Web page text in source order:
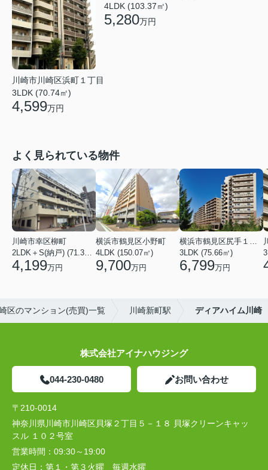
川崎市川崎区浜町１丁目
3LDK (70.74㎡)
4,599万円
4LDK (103.37㎡)
5,280万円
よく見られている物件
川崎市幸区柳町
2LDK＋S(納戸) (71.36㎡)
4,199万円
横浜市鶴見区小野町
4LDK (150.07㎡)
9,700万円
横浜市鶴見区尻手１丁目
3LDK (75.66㎡)
6,799万円
区のマンション(売買)一覧 川崎新町駅 ディアハイム川崎
株式会社アイナハウジング
044-230-0480 お問い合わせ
〒210-0014
神奈川県川崎市川崎区貝塚２丁目５－１８ 貝塚クリーンキャッ
スル １０２号室
営業時間： 09:30～19:00
定休日： 第１・第３火曜 毎週水曜